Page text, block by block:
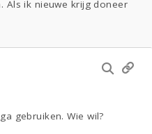
Als ik nieuwe krijg doneer
gebruiken. Wie wil?